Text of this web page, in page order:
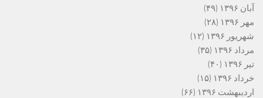
آبان ۱۳۹۶
(۴۹)
مهر ۱۳۹۶
(۲۸)
شهریور ۱۳۹۶
(۱۲)
مرداد ۱۳۹۶
(۳۵)
تیر ۱۳۹۶
(۴۰)
خرداد ۱۳۹۶
(۱۵)
اردیبهشت ۱۳۹۶
(۶۶)